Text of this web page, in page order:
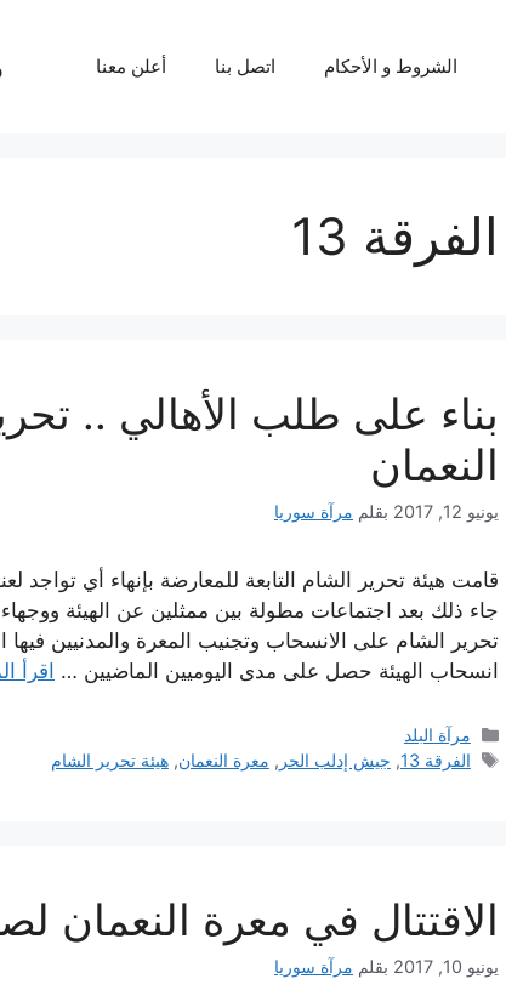
الشروط و الأحكام اتصل بنا أعلن معنا
الفرقة 13
بناء على طلب الأهالي ..
النعمان
يونيو 12, 2017 بقلم مرآة سوريا
قامت هيئة تحرير الشام التابعة للمعارضة بإنهاء أي تواجد
جاء ذلك بعد اجتماعات مطولة بين ممثلين عن الهيئة
انسحاب الهيئة حصل على مدى اليوميين الماضيين …
اقرأ
التصنيفات
مرآة البلد
الوسوم
الفرقة 13 , جيش إدلب الحر , معرة النعمان,هيئة تحرير الشام
الاقتتال في معرة النعمان
يونيو 10, 2017 بقلم مرآة سوريا